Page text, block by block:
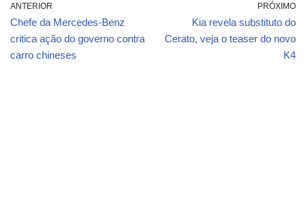
ANTERIOR
Chefe da Mercedes-Benz
critica ação do governo contra
carro chineses
PRÓXIMO
Kia revela substituto do
Cerato, veja o teaser do novo
K4